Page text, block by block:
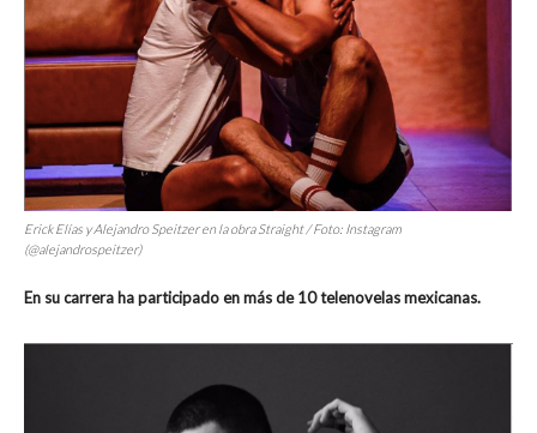
Erick Elías y Alejandro Speitzer en la obra Straight / Foto: Instagram
(@alejandrospeitzer)
En su carrera ha participado en más de 10 telenovelas mexicanas.